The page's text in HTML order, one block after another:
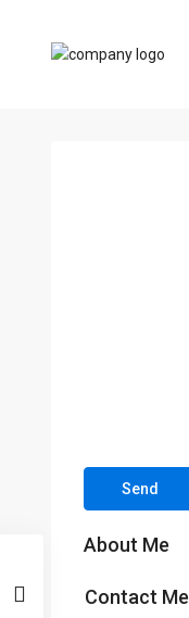
Send
About Me
Contact Me